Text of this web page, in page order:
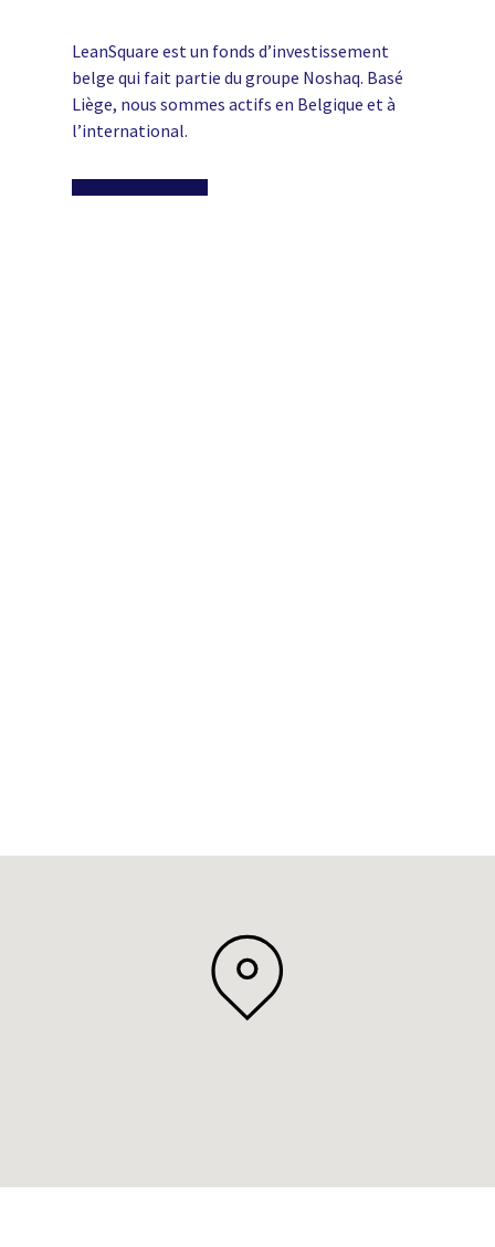
LeanSquare est un fonds d’investissement
belge qui fait partie du groupe Noshaq. Basé
Liège, nous sommes actifs en Belgique et à
l’international.